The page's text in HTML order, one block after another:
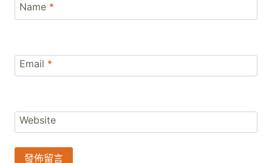
Name *
Email *
Website